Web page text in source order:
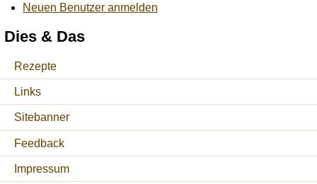
Neuen Benutzer anmelden
Dies & Das
Rezepte
Links
Sitebanner
Feedback
Impressum